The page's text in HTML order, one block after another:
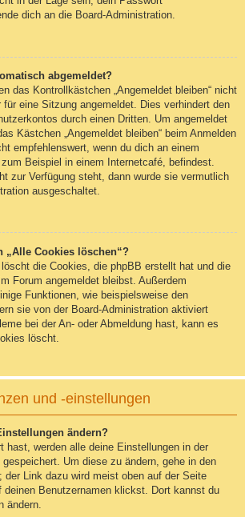
dich an die Board-Administration.
abgemeldet?
das Kontrollkästchen „Angemeldet bleiben“ nicht
eine Sitzung angemeldet. Dies verhindert den
durch einen Dritten. Um angemeldet
Kästchen „Angemeldet bleiben“ beim Anmelden
empfehlenswert, wenn du dich an einem
Beispiel in einem Internetcafé, befindest.
zur Verfügung steht, dann wurde sie vermutlich
ausgeschaltet.
„Alle Cookies löschen“?
löscht die Cookies, die phpBB erstellt hat und die
Forum angemeldet bleibst. Außerdem
Funktionen, wie beispielsweise den
sie von der Board-Administration aktiviert
bei der An- oder Abmeldung hast, kann es
löscht.
und -einstellungen
ändern?
hast, werden alle deine Einstellungen in der
Um diese zu ändern, gehe in den
der Link dazu wird meist oben auf der Seite
deinen Benutzernamen klickst. Dort kannst du
ändern.